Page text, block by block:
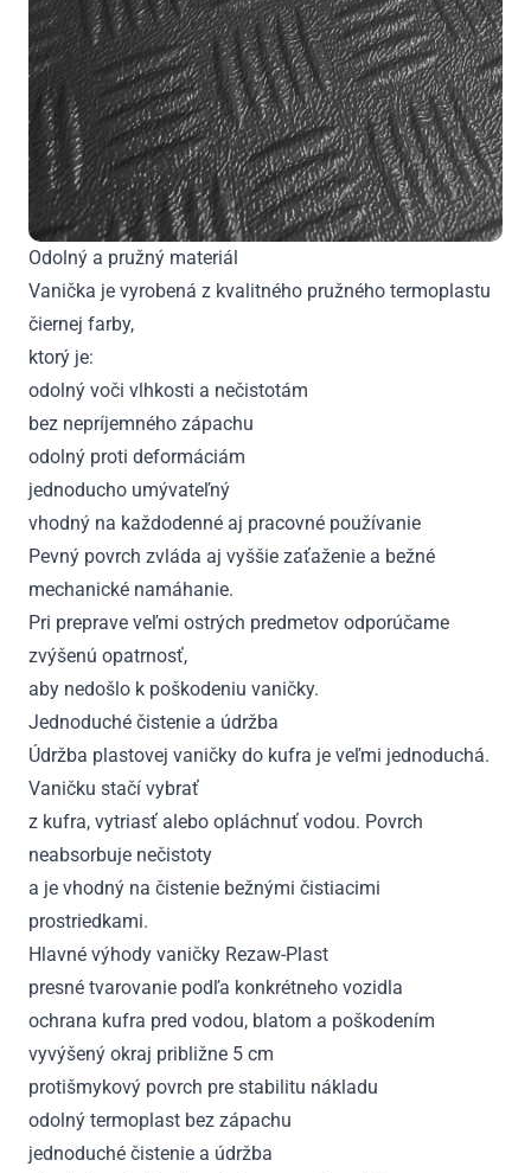
Odolný a pružný materiál
Vanička je vyrobená z kvalitného pružného termoplastu
čiernej farby,
ktorý je:
odolný voči vlhkosti a nečistotám
bez nepríjemného zápachu
odolný proti deformáciám
jednoducho umývateľný
vhodný na každodenné aj pracovné používanie
Pevný povrch zvláda aj vyššie zaťaženie a bežné
mechanické namáhanie.
Pri preprave veľmi ostrých predmetov odporúčame
zvýšenú opatrnosť,
aby nedošlo k poškodeniu vaničky.
Jednoduché čistenie a údržba
Údržba plastovej vaničky do kufra je veľmi jednoduchá.
Vaničku stačí vybrať
z kufra, vytriasť alebo opláchnuť vodou. Povrch
neabsorbuje nečistoty
a je vhodný na čistenie bežnými čistiacimi
prostriedkami.
Hlavné výhody vaničky Rezaw-Plast
presné tvarovanie podľa konkrétneho vozidla
ochrana kufra pred vodou, blatom a poškodením
vyvýšený okraj približne 5 cm
protišmykový povrch pre stabilitu nákladu
odolný termoplast bez zápachu
jednoduché čistenie a údržba